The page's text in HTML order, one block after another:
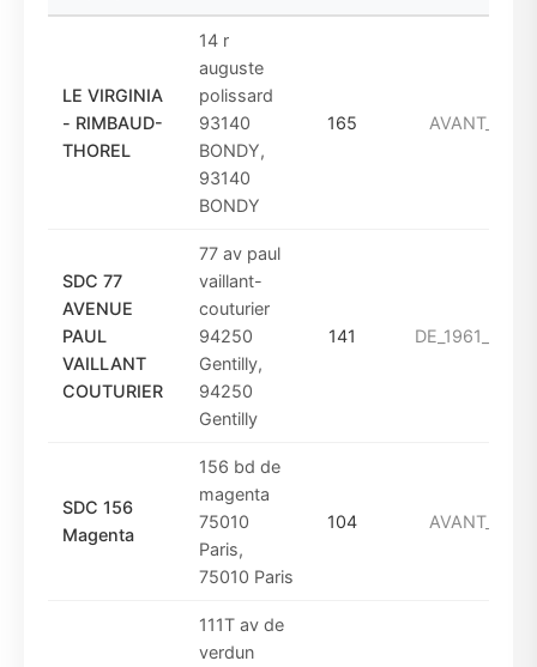
LE VIRGINIA
- RIMBAUD-
THOREL
14 r
auguste
polissard
93140
BONDY,
93140
BONDY
165 AVANT_1949
SDC 77
AVENUE
PAUL
VAILLANT
COUTURIER
77 av paul
vaillant-
couturier
94250
Gentilly,
94250
Gentilly
141
SDC 156
Magenta
156 bd de
magenta
75010
Paris,
75010 Paris
104 AVANT_1949
111T av de
verdun